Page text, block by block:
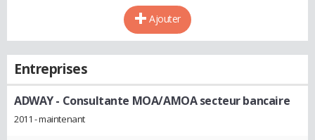
Ajouter
Entreprises
ADWAY- Consultante MOA/AMOA secteur bancaire
2011 - maintenant